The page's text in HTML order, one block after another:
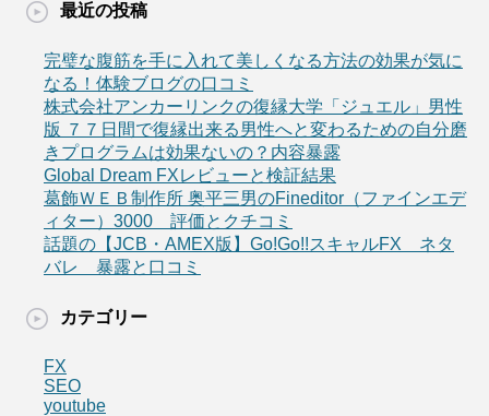
最近の投稿
完璧な腹筋を手に入れて美しくなる方法の効果が気に
なる！体験ブログの口コミ
株式会社アンカーリンクの復縁大学「ジュエル」男性
版 ７７日間で復縁出来る男性へと変わるための自分磨
きプログラムは効果ないの？内容暴露
Global Dream FXレビューと検証結果
葛飾ＷＥＢ制作所 奥平三男のFineditor（ファインエデ
ィター）3000 評価とクチコミ
話題の【JCB・AMEX版】Go!Go!!スキャルFX ネタ
バレ 暴露と口コミ
カテゴリー
FX
SEO
youtube